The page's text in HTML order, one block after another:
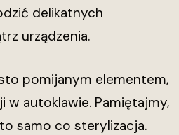
delikatnych
urządzenia.
pomijanym elementem,
autoklawie. Pamiętajmy,
samo co sterylizacja.